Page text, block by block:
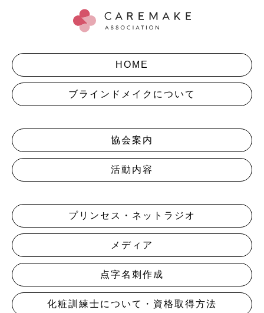
HOME
ブラインドメイクについて
協会案内
活動内容
プリンセス・ネットラジオ
メディア
点字名刺作成
化粧訓練士について・資格取得方法